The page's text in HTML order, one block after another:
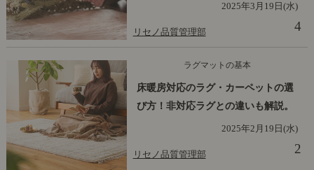
2025年3月19日(水)
リセノ品質管理部 4
ラグマットの基本
床暖房対応のラグ・カーペットの選
び方！非対応ラグとの違いも解説。
2025年2月19日(水)
リセノ品質管理部 2